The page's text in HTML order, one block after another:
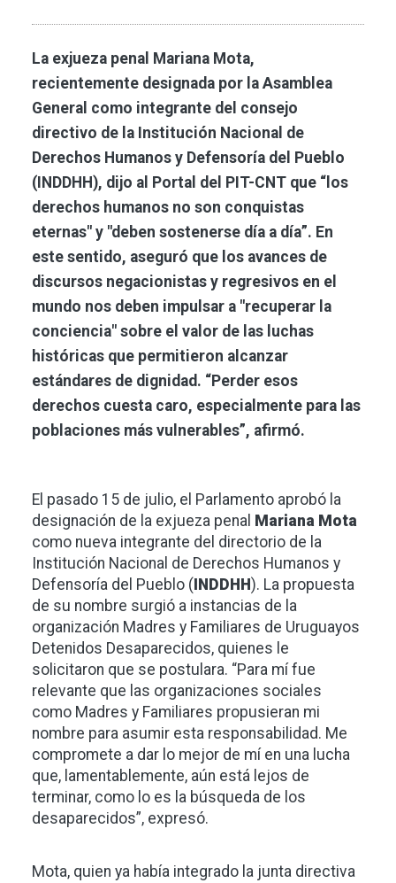
La exjueza penal Mariana Mota,
recientemente designada por la Asamblea
General como integrante del consejo
directivo de la Institución Nacional de
Derechos Humanos y Defensoría del Pueblo
(INDDHH), dijo al Portal del PIT-CNT que “los
derechos humanos no son conquistas
eternas" y "deben sostenerse día a día”. En
este sentido, aseguró que los avances de
discursos negacionistas y regresivos en el
mundo nos deben impulsar a "recuperar la
conciencia" sobre el valor de las luchas
históricas que permitieron alcanzar
estándares de dignidad. “Perder esos
derechos cuesta caro, especialmente para las
poblaciones más vulnerables”, afirmó.
El pasado 15 de julio, el Parlamento aprobó la
designación de la exjueza penal Mariana Mota
como nueva integrante del directorio de la
Institución Nacional de Derechos Humanos y
Defensoría del Pueblo ( INDDHH ). La propuesta
de su nombre surgió a instancias de la
organización Madres y Familiares de Uruguayos
Detenidos Desaparecidos, quienes le
solicitaron que se postulara. “Para mí fue
relevante que las organizaciones sociales
como Madres y Familiares propusieran mi
nombre para asumir esta responsabilidad. Me
compromete a dar lo mejor de mí en una lucha
que, lamentablemente, aún está lejos de
terminar, como lo es la búsqueda de los
desaparecidos”, expresó.
Mota, quien ya había integrado la junta directiva